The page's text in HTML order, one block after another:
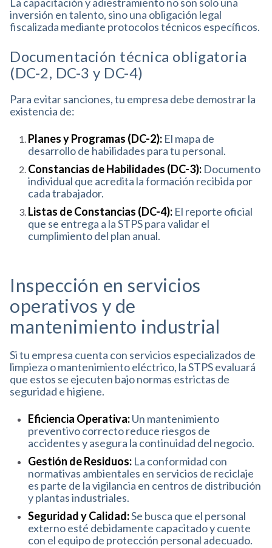
inversión en talento, sino una obligación legal
fiscalizada mediante protocolos técnicos específicos.
Documentación técnica obligatoria
(DC-2, DC-3 y DC-4)
Para evitar sanciones, tu empresa debe demostrar la
existencia de:
Planes y Programas (DC-2): El mapa de
desarrollo de habilidades para tu personal.
Constancias de Habilidades (DC-3): Documento
individual que acredita la formación recibida por
cada trabajador.
Listas de Constancias (DC-4): El reporte oficial
que se entrega a la STPS para validar el
cumplimiento del plan anual.
Inspección en servicios
operativos y de
mantenimiento industrial
Si tu empresa cuenta con servicios especializados de
limpieza o mantenimiento eléctrico, la STPS evaluará
que estos se ejecuten bajo normas estrictas de
seguridad e higiene.
Eficiencia Operativa:Un mantenimiento
preventivo correcto reduce riesgos de
accidentes y asegura la continuidad del negocio.
Gestión de Residuos: La conformidad con
normativas ambientales en servicios de reciclaje
es parte de la vigilancia en centros de distribución
y plantas industriales.
Seguridad y Calidad:Se busca que el personal
externo esté debidamente capacitado y cuente
con el equipo de protección personal adecuado.